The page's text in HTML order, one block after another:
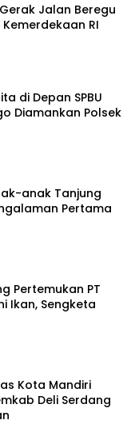
Jalan Beregu
Kemerdekaan RI
di Depan SPBU
Diamankan Polsek
anak Tanjung
Pertama
Pertemukan PT
Ikan, Sengketa
Kota Mandiri
Deli Serdang